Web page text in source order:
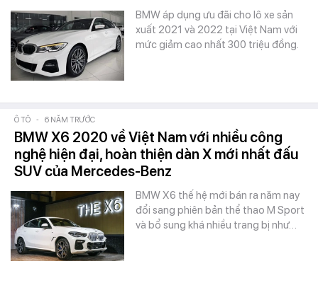
BMW áp dụng ưu đãi cho lô xe sản
xuất 2021 và 2022 tại Việt Nam với
mức giảm cao nhất 300 triệu đồng.
Ô TÔ - 6 NĂM TRƯỚC
BMW X6 2020 về Việt Nam với nhiều công
nghệ hiện đại, hoàn thiện dàn X mới nhất đấu
SUV của Mercedes-Benz
BMW X6 thế hệ mới bán ra năm nay
đổi sang phiên bản thể thao M Sport
và bổ sung khá nhiều trang bị như…